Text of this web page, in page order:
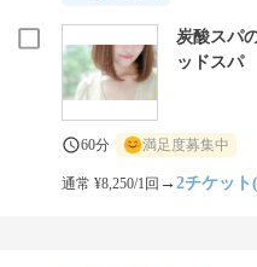
炭酸スパ
ッドスパ
60分 満足度募集中
通常 ¥8,250/1回 →2チケット